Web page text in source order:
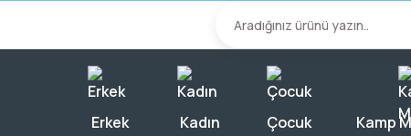
2000 TL Üzeri
Erkek Kadın Çocuk Kamp